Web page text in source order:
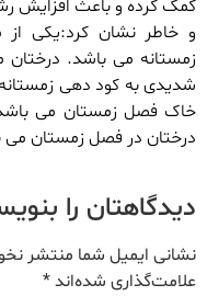
کمک کرده و باعث افزایش
و خاطر نشان کرد:یکی از
زمستانه می باشد. درختان
شدیدی به کود دهی زمستانه
خاک فصل زمستان می
درختان در فصل زمستان می
دیدگاهتان را
نشانی ایمیل شما منتشر
علامت‌گذاری شده‌اند*